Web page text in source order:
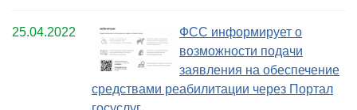
25.04.2022
ФСС информирует о
возможности подачи
заявления на обеспечение
средствами реабилитации через Портал